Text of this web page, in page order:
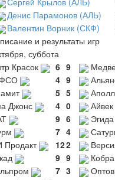
Денис Парамонов (АЛЬ)
Валентин Ворник (СКФ)
и результаты игр
суббота
Красок
6 9
4 9
5 5
Джонс
4 0 Айвек
9 6 Эгида
7 4
Продакт
122
9 9 Кобра
7 3